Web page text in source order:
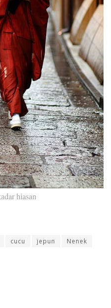
hiasan
cucu jepun
Nenek